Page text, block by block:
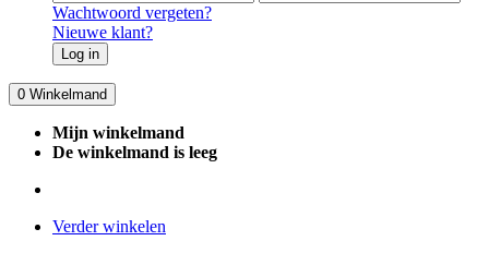
Wachtwoord vergeten?
Nieuwe klant?
Log in
0 Winkelmand
Mijn winkelmand
De winkelmand is leeg
Verder winkelen